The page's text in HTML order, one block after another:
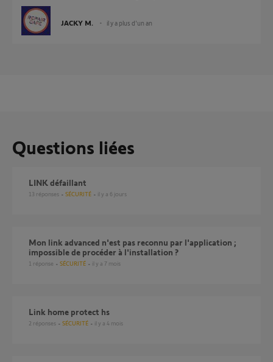
JACKY M. il y a plus d'un an
Questions liées
LINK défaillant
13 réponses SÉCURITÉ il y a 6 jours
Mon link advanced n'est pas reconnu par l'application ;
impossible de procéder à l'installation ?
1 réponse SÉCURITÉ il y a 7 mois
link home protect hs
2 réponses SÉCURITÉ il y a 4 mois